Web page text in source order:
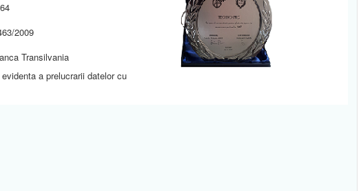
2009
Transilvania
a prelucrarii datelor cu